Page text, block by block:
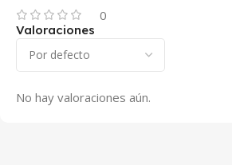
0
Valoraciones
No hay valoraciones aún.